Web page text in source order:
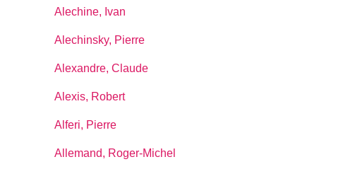
Alechine, Ivan
Alechinsky, Pierre
Alexandre, Claude
Alexis, Robert
Alferi, Pierre
Allemand, Roger-Michel